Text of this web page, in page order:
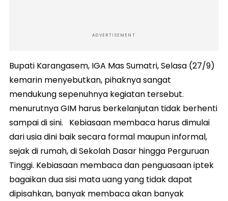
ADVERTISEMENT
Bupati Karangasem, IGA Mas Sumatri, Selasa (27/9)
kemarin menyebutkan, pihaknya sangat
mendukung sepenuhnya kegiatan tersebut.
menurutnya GIM harus berkelanjutan tidak berhenti
sampai di sini. Kebiasaan membaca harus dimulai
dari usia dini baik secara formal maupun informal,
sejak di rumah, di Sekolah Dasar hingga Perguruan
Tinggi. Kebiasaan membaca dan penguasaan iptek
bagaikan dua sisi mata uang yang tidak dapat
dipisahkan, banyak membaca akan banyak